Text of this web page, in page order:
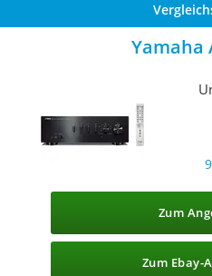
Yamaha
Zum
Zum Ebay-